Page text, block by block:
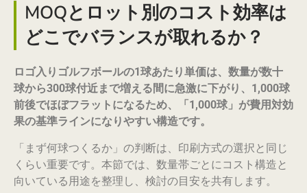
MOQとロット別のコスト効率は
どこでバランスが取れるか？
ロゴ入りゴルフボールの1球あたり単価は、数量が数十
球から300球付近まで増える間に急激に下がり、1,000球
前後でほぼフラットになるため、「1,000球」が費用対効
果の基準ラインになりやすい構造です。
「まず何球つくるか」の判断は、印刷方式の選択と同じ
くらい重要です。本節では、数量帯ごとにコスト構造と
向いている用途を整理し、検討の目安を共有します。